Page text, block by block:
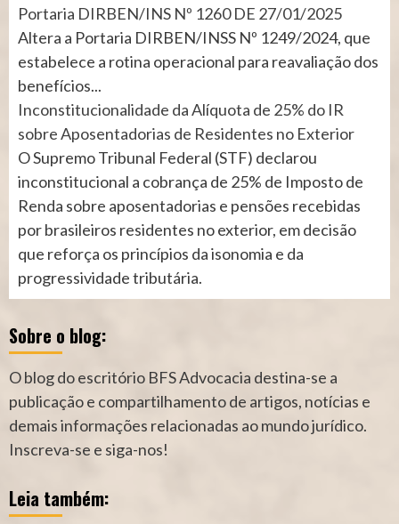
Portaria DIRBEN/INS Nº 1260 DE 27/01/2025
Altera a Portaria DIRBEN/INSS Nº 1249/2024, que
estabelece a rotina operacional para reavaliação dos
benefícios...
Inconstitucionalidade da Alíquota de 25% do IR
sobre Aposentadorias de Residentes no Exterior
O Supremo Tribunal Federal (STF) declarou
inconstitucional a cobrança de 25% de Imposto de
Renda sobre aposentadorias e pensões recebidas
por brasileiros residentes no exterior, em decisão
que reforça os princípios da isonomia e da
progressividade tributária.
Sobre o blog:
O blog do escritório BFS Advocacia destina-se a
publicação e compartilhamento de artigos, notícias e
demais informações relacionadas ao mundo jurídico.
Inscreva-se e siga-nos!
Leia também: